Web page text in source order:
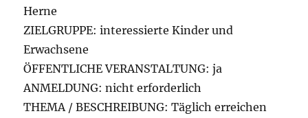
Herne
ZIELGRUPPE: interessierte Kinder und
Erwachsene
ÖFFENTLICHE VERANSTALTUNG: ja
ANMELDUNG: nicht erforderlich
THEMA / BESCHREIBUNG: Täglich erreichen